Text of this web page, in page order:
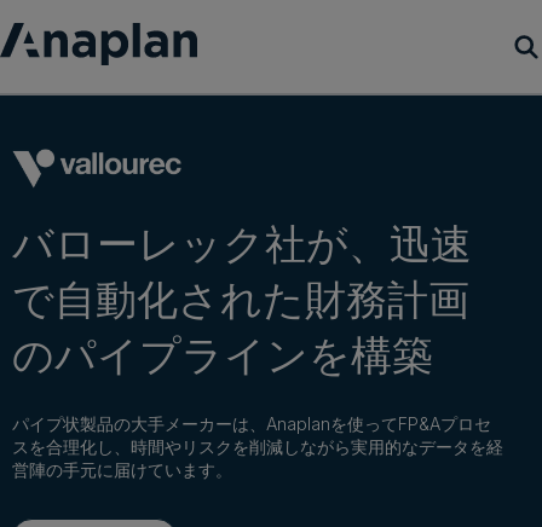
リソース
会社概要
デモをリクエスト
バローレック社が、迅速
で自動化された財務計画
のパイプラインを構築
パイプ状製品の大手メーカーは、Anaplanを使ってFP&Aプロセ
スを合理化し、時間やリスクを削減しながら実用的なデータを経
営陣の手元に届けています。